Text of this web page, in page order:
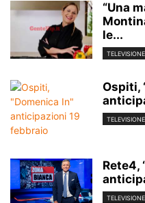
“Una
le...
TELEVISIONE
Ospiti,
TELEVISIONE
Rete4,
TELEVISIONE